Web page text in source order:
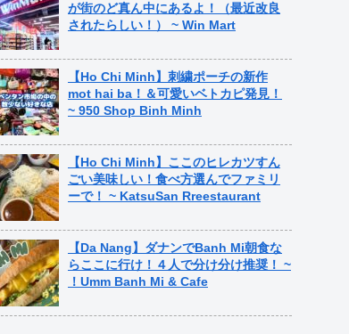
が街のど真ん中にあるよ！（最近改良
されたらしい！） ~ Win Mart
【Ho Chi Minh】刺繍ポーチの新作
mot hai ba！＆可愛いベトカピ発見！
~ 950 Shop Binh Minh
【Ho Chi Minh】ここのヒレカツすん
ごい美味しい！食べ方選んでファミリ
ーで！ ~ KatsuSan Rreestaurant
【Da Nang】ダナンでBanh Mi朝食な
らここに行け！４人で分け分け推奨！ ~
！Umm Banh Mi & Cafe